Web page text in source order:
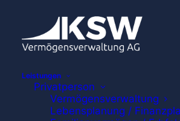
Leistungen
Privatperson
Vermögensverwaltung
Lebensplanung /